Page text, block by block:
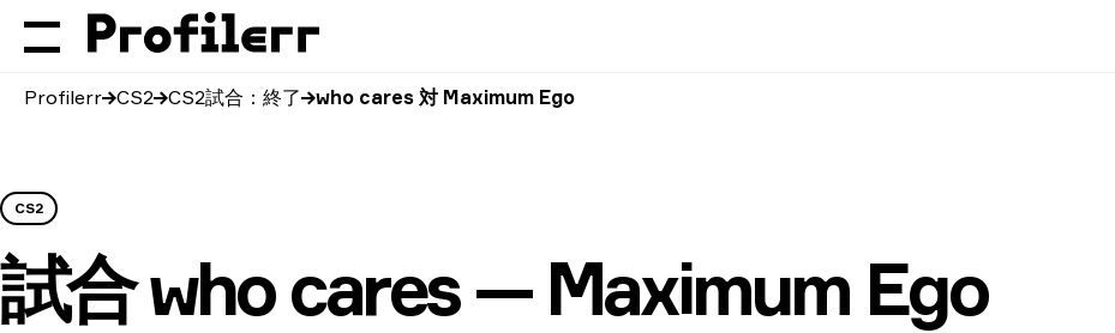
Profilerr CS2 CS2試合：終了 who cares 対 Maximum Ego
CS2
試合who cares — Maximum Ego